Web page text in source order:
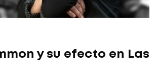
y su efecto en Las